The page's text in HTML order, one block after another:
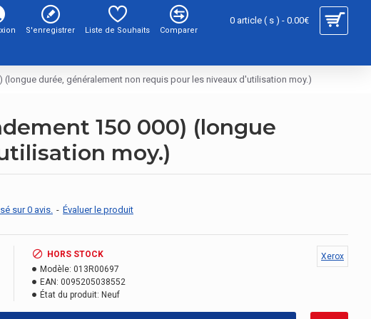
S'enregistrer Liste de Souhaits Comparer
0 article ( s ) - 0.00€
durée, généralement non requis pour les niveaux d'utilisation moy.)
150 000) (longue
moy.)
sur 0 avis. - Évaluer le produit
HORS STOCK
Modèle: 013R00697
EAN: 0095205038552
État du produit: Neuf
Xerox